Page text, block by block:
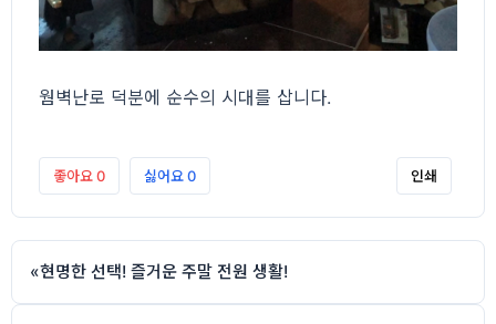
웜벽난로 덕분에 순수의 시대를 삽니다.
좋아요0 싫어요0 인쇄
«현명한 선택! 즐거운 주말 전원 생활!